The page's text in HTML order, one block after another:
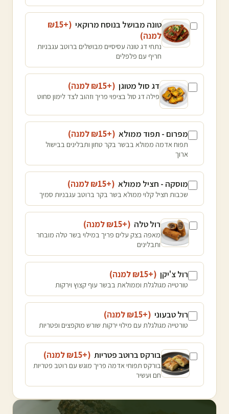
טונה מבושל בנוסח מרוקאי (+₪
15
למנה)
נתחי דג טונה עסיסיים מבושלים ברוטב עגבניות
חריף עם פלפלים
דג סול מטוגן (+₪
15 למנה)
פילה דג סול בציפוי פריך וזהוב לצד לימון סחוט
מפרום - תפוד ממולא (+₪
15 למנה)
תפוח אדמה ממולא בבשר בקר טחון ותבלינים בבישול
ארוך
מוסקה - חציל ממולא (+₪
15 למנה)
שכבות חציל קלוי ממולא בשר בקר ברוטב עגבניות סמיך
רול טלה (+₪
15 למנה)
מאפה בצק עלים פריך במילוי בשר טלה מובחר
ותבלינים
רול צ'יקן (+₪
15 למנה)
טורטייה מגולגלת וממולאת בבשר עוף קצוץ וירקות
רול טבעוני (+₪
15 למנה)
טורטייה מגולגלת עם מילוי ירקות שורש מוקפצים ופטריות
בורקס ברוטב פטריות (+₪
15 למנה)
בורקס תפוחי אדמה פריך מוגש עם רוטב פטריות
חם ועשיר